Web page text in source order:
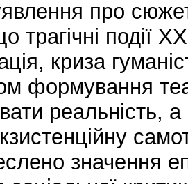
про
події XX
криза
формування
реальність,
значення